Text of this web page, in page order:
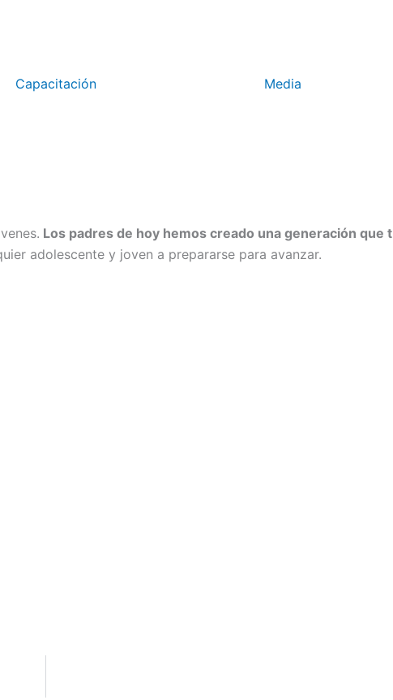
Capacitación Media
Los padres de hoy hemos creado una generación que
adolescente y joven a prepararse para avanzar.